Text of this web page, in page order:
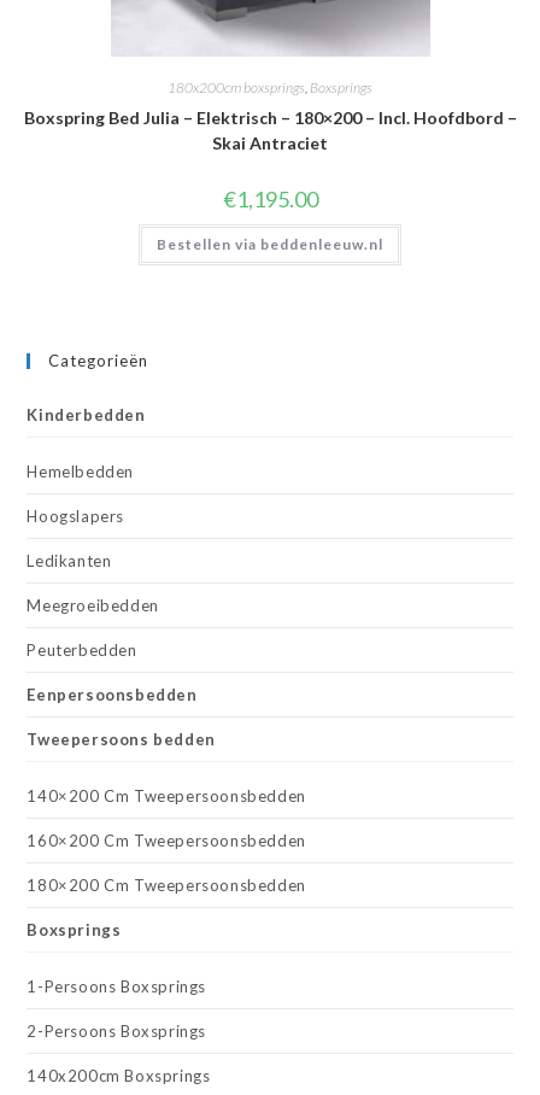
180x200cm boxsprings, Boxsprings
Boxspring Bed Julia – Elektrisch – 180×200 – Incl. Hoofdbord –
Skai Antraciet
€1,195.00
Bestellen via beddenleeuw.nl
Categorieën
Kinderbedden
Hemelbedden
Hoogslapers
Ledikanten
Meegroeibedden
Peuterbedden
Eenpersoonsbedden
Tweepersoons bedden
140×200 Cm Tweepersoonsbedden
160×200 Cm Tweepersoonsbedden
180×200 Cm Tweepersoonsbedden
Boxsprings
1-Persoons Boxsprings
2-Persoons Boxsprings
140x200cm Boxsprings